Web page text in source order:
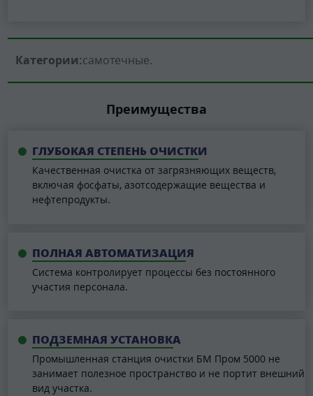
Категории:самотечные
Преимущества
ГЛУБОКАЯ СТЕПЕНЬ ОЧИСТКИ
Качественная очистка от загрязняющих веществ,
включая фосфаты, азотсодержащие вещества и
нефтепродукты.
ПОЛНАЯ АВТОМАТИЗАЦИЯ
Cистема контролирует процессы без постоянного
участия персонала.
ПОДЗЕМНАЯ УСТАНОВКА
Промышленная станция очистки БМ Пром 5000 не
занимает полезное пространство и не портит внешний
вид участка.